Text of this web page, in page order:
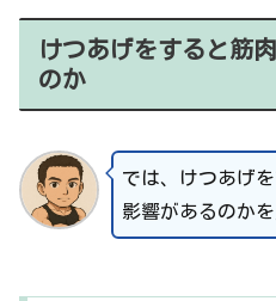
けつあげをすると筋
のか
では、けつあげ
影響があるのかを